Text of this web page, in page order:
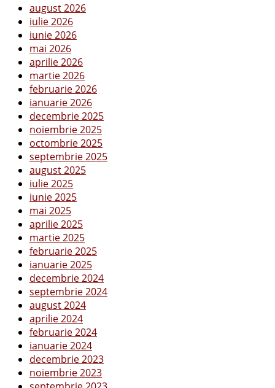
august 2026
iulie 2026
iunie 2026
mai 2026
aprilie 2026
martie 2026
februarie 2026
ianuarie 2026
decembrie 2025
noiembrie 2025
octombrie 2025
septembrie 2025
august 2025
iulie 2025
iunie 2025
mai 2025
aprilie 2025
martie 2025
februarie 2025
ianuarie 2025
decembrie 2024
septembrie 2024
august 2024
aprilie 2024
februarie 2024
ianuarie 2024
decembrie 2023
noiembrie 2023